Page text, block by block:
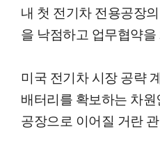
내 첫 전기차 전용공장
을 낙점하고 업무협약
미국 전기차 시장 공략
배터리를 확보하는 차
공장으로 이어질 거란